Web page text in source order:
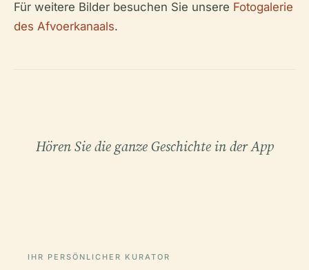
Für weitere Bilder besuchen Sie unsere Fotogalerie
des Afvoerkanaals.
Hören Sie die ganze Geschichte in der App
IHR PERSÖNLICHER KURATOR